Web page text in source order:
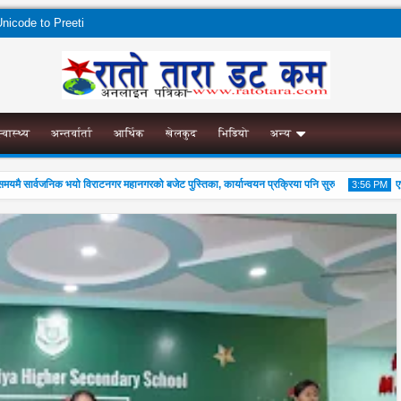
to Preeti
अन्तर्वार्ता आर्थिक खेलकुद भिडियो अन्य
सार्वजनिक भयो विराटनगर महानगरको बजेट पुस्तिका, कार्यान्वयन प्रक्रिया पनि सुरु 3:56 PM
02